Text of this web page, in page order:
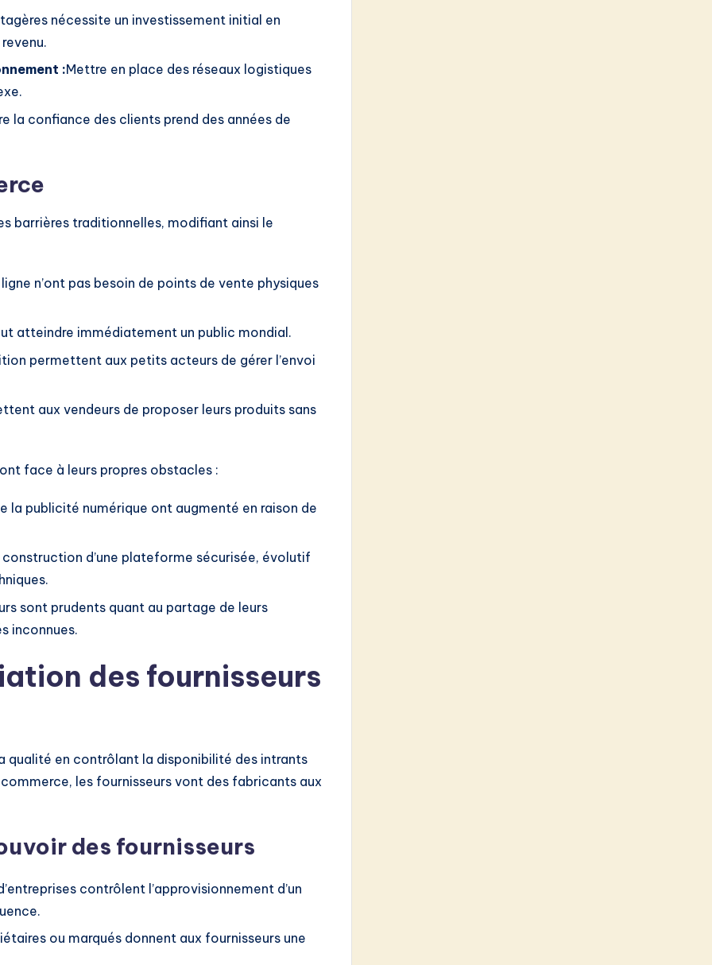
nécessite un investissement initial en
:Mettre en place des réseaux logistiques
la confiance des clients prend des années de
barrières traditionnelles, modifiant ainsi le
n’ont pas besoin de points de vente physiques
atteindre immédiatement un public mondial.
permettent aux petits acteurs de gérer l’envoi
aux vendeurs de proposer leurs produits sans
face à leurs propres obstacles :
la publicité numérique ont augmenté en raison de
construction d’une plateforme sécurisée, évolutif
sont prudents quant au partage de leurs
inconnues.
des fournisseurs
qualité en contrôlant la disponibilité des intrants
les fournisseurs vont des fabricants aux
des fournisseurs
contrôlent l’approvisionnement d’un
ou marqués donnent aux fournisseurs une